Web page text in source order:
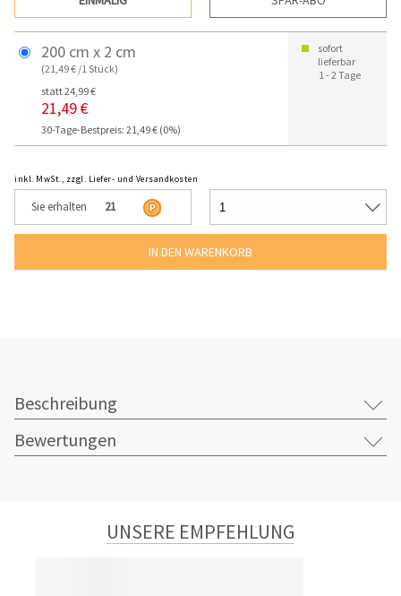
200 cm x 2 cm
(21,49 € /1 Stück)
statt 24,99 €
21,49 €
30-Tage-Bestpreis: 21,49 € (0%)
sofort
lieferbar
1 - 2 Tage
inkl. MwSt., zzgl. Liefer- und Versandkosten
Sie erhalten 21
Beschreibung
Bewertungen
UNSERE EMPFEHLUNG